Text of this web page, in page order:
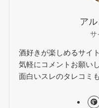
アル
サ
酒好きが楽しめるサイ
気軽にコメントお願いし
面白いスレのタレコミ